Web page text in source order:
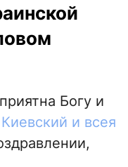
Богу и
и всея